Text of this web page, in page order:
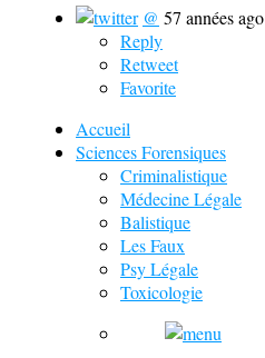
@ 57 années ago
Reply
Retweet
Favorite
Accueil
Sciences Forensiques
Criminalistique
Médecine Légale
Balistique
Les Faux
Psy Légale
Toxicologie